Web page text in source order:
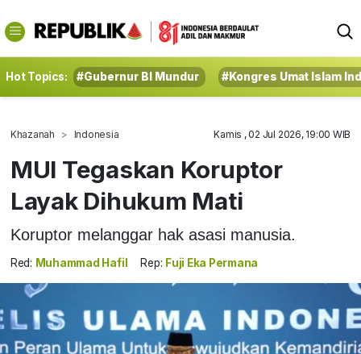
Hot Topics: #Gubernur BI Mundur #Kongres Umat Islam
Khazanah Indonesia Kamis , 02 Jul 2026, 19:00 WIB
MUI Tegaskan Koruptor
Layak Dihukum Mati
Koruptor melanggar hak asasi manusia.
Red: Muhammad Hafil Rep: Fuji Eka Permana